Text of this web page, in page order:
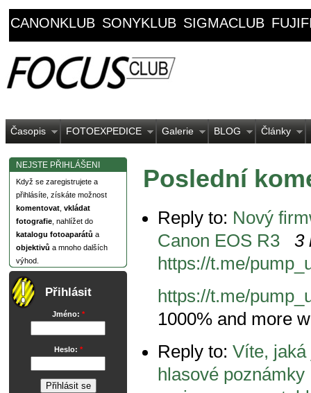
CANONKLUB SONYKLUB SIGMACLUB
Časopis FOTOEXPEDICE Galerie BLOG Články
NEJSTE PŘIHLÁŠENI
Když se zaregistrujete a
přihlásíte, získáte možnost
komentovat vkládat
fotografie , nahlížet do
katalogu fotoaparátů a
objektivů a mnoho dalších
výhod.
Přihlásit
Jméno: *
Heslo: *
Poslední
Reply to: Nový
Canon EOS R3
3
https://t.me/
https://t.me/
1000% and more
Reply to: Víte, jaká
hlasové poznámky